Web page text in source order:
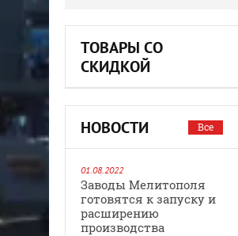
ТОВАРЫ СО
СКИДКОЙ
НОВОСТИ Все
01.08.2022
Заводы Мелитополя
готовятся к запуску и
расширению
производства